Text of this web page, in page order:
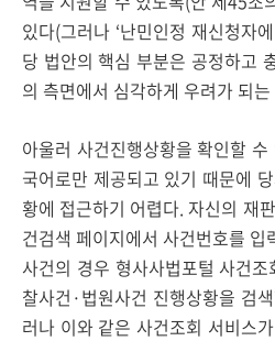
있다(그러나 ‘난민인정 재신청자
당 법안의 핵심 부분은 공정하고
의 측면에서 심각하게 우려가 되
아울러 사건진행상황을 확인할
국어로만 제공되고 있기 때문에
황에 접근하기 어렵다. 자신의 재
건검색 페이지에서 사건번호를
사건의 경우 형사사법포털 사건
찰사건·법원사건 진행상황을 검
러나 이와 같은 사건조회 서비스